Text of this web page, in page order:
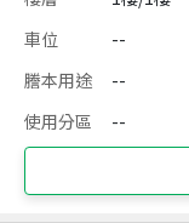
車位
--
謄本用途
--
使用分區
--